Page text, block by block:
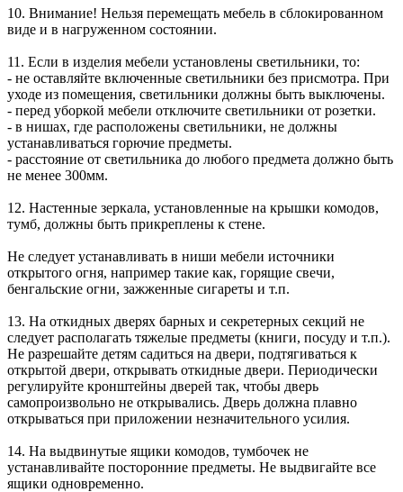
10. Внимание! Нельзя перемещать мебель в сблокированном
виде и в нагруженном состоянии.
11. Если в изделия мебели установлены светильники, то:
- не оставляйте включенные светильники без присмотра. При
уходе из помещения, светильники должны быть выключены.
- перед уборкой мебели отключите светильники от розетки.
- в нишах, где расположены светильники, не должны
устанавливаться горючие предметы.
- расстояние от светильника до любого предмета должно быть
не менее 300мм.
12. Настенные зеркала, установленные на крышки комодов,
тумб, должны быть прикреплены к стене.
Не следует устанавливать в ниши мебели источники
открытого огня, например такие как, горящие свечи,
бенгальские огни, зажженные сигареты и т.п.
13. На откидных дверях барных и секретерных секций не
следует располагать тяжелые предметы (книги, посуду и т.п.).
Не разрешайте детям садиться на двери, подтягиваться к
открытой двери, открывать откидные двери. Периодически
регулируйте кронштейны дверей так, чтобы дверь
самопроизвольно не открывались. Дверь должна плавно
открываться при приложении незначительного усилия.
14. На выдвинутые ящики комодов, тумбочек не
устанавливайте посторонние предметы. Не выдвигайте все
ящики одновременно.